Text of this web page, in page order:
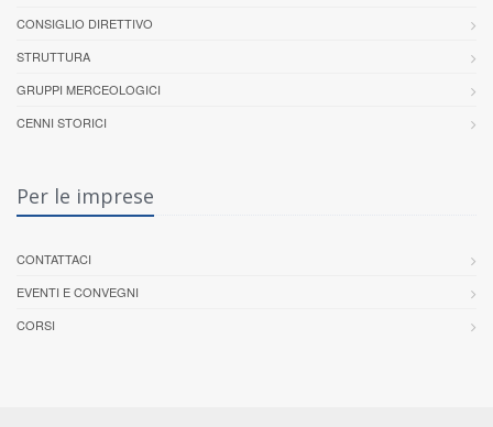
CONSIGLIO DIRETTIVO
STRUTTURA
GRUPPI MERCEOLOGICI
CENNI STORICI
Per le imprese
CONTATTACI
EVENTI E CONVEGNI
CORSI